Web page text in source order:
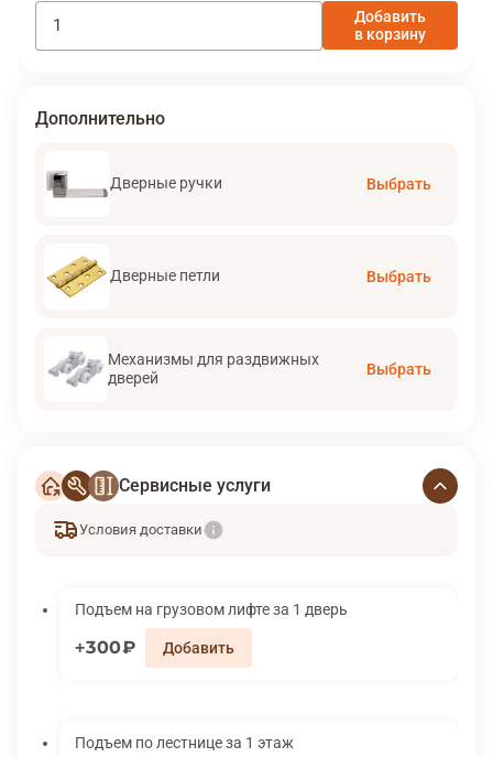
Добавить
в корзину
Дополнительно
Дверные ручки Выбрать
Дверные петли Выбрать
Механизмы для раздвижных
дверей
Выбрать
Сервисные услуги
Условия доставки
Подъем на грузовом лифте за 1 дверь
300₽
Подъем по лестнице за 1 этаж